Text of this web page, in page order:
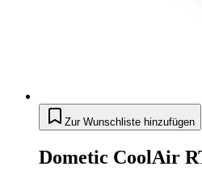
Zur Wunschliste hinzufügen
Dometic CoolAir